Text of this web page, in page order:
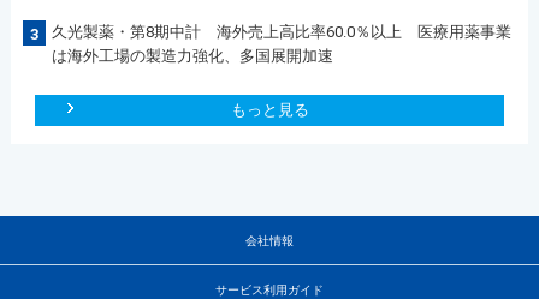
3
久光製薬・第8期中計 海外売上高比率60.0％以上 医療用薬事業
は海外工場の製造力強化、多国展開加速
もっと見る
会社情報
サービス利用ガイド